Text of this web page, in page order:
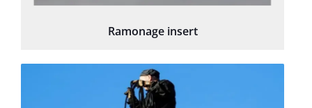
Ramonage insert